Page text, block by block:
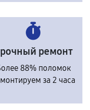
ремонт
88% поломок
за 2 часа